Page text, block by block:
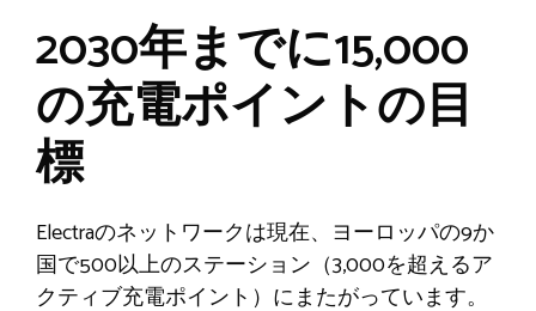
2030年までに15,000
の充電ポイントの目
標
Electraのネットワークは現在、ヨーロッパの9か
国で500以上のステーション（3,000を超えるア
クティブ充電ポイント）にまたがっています。